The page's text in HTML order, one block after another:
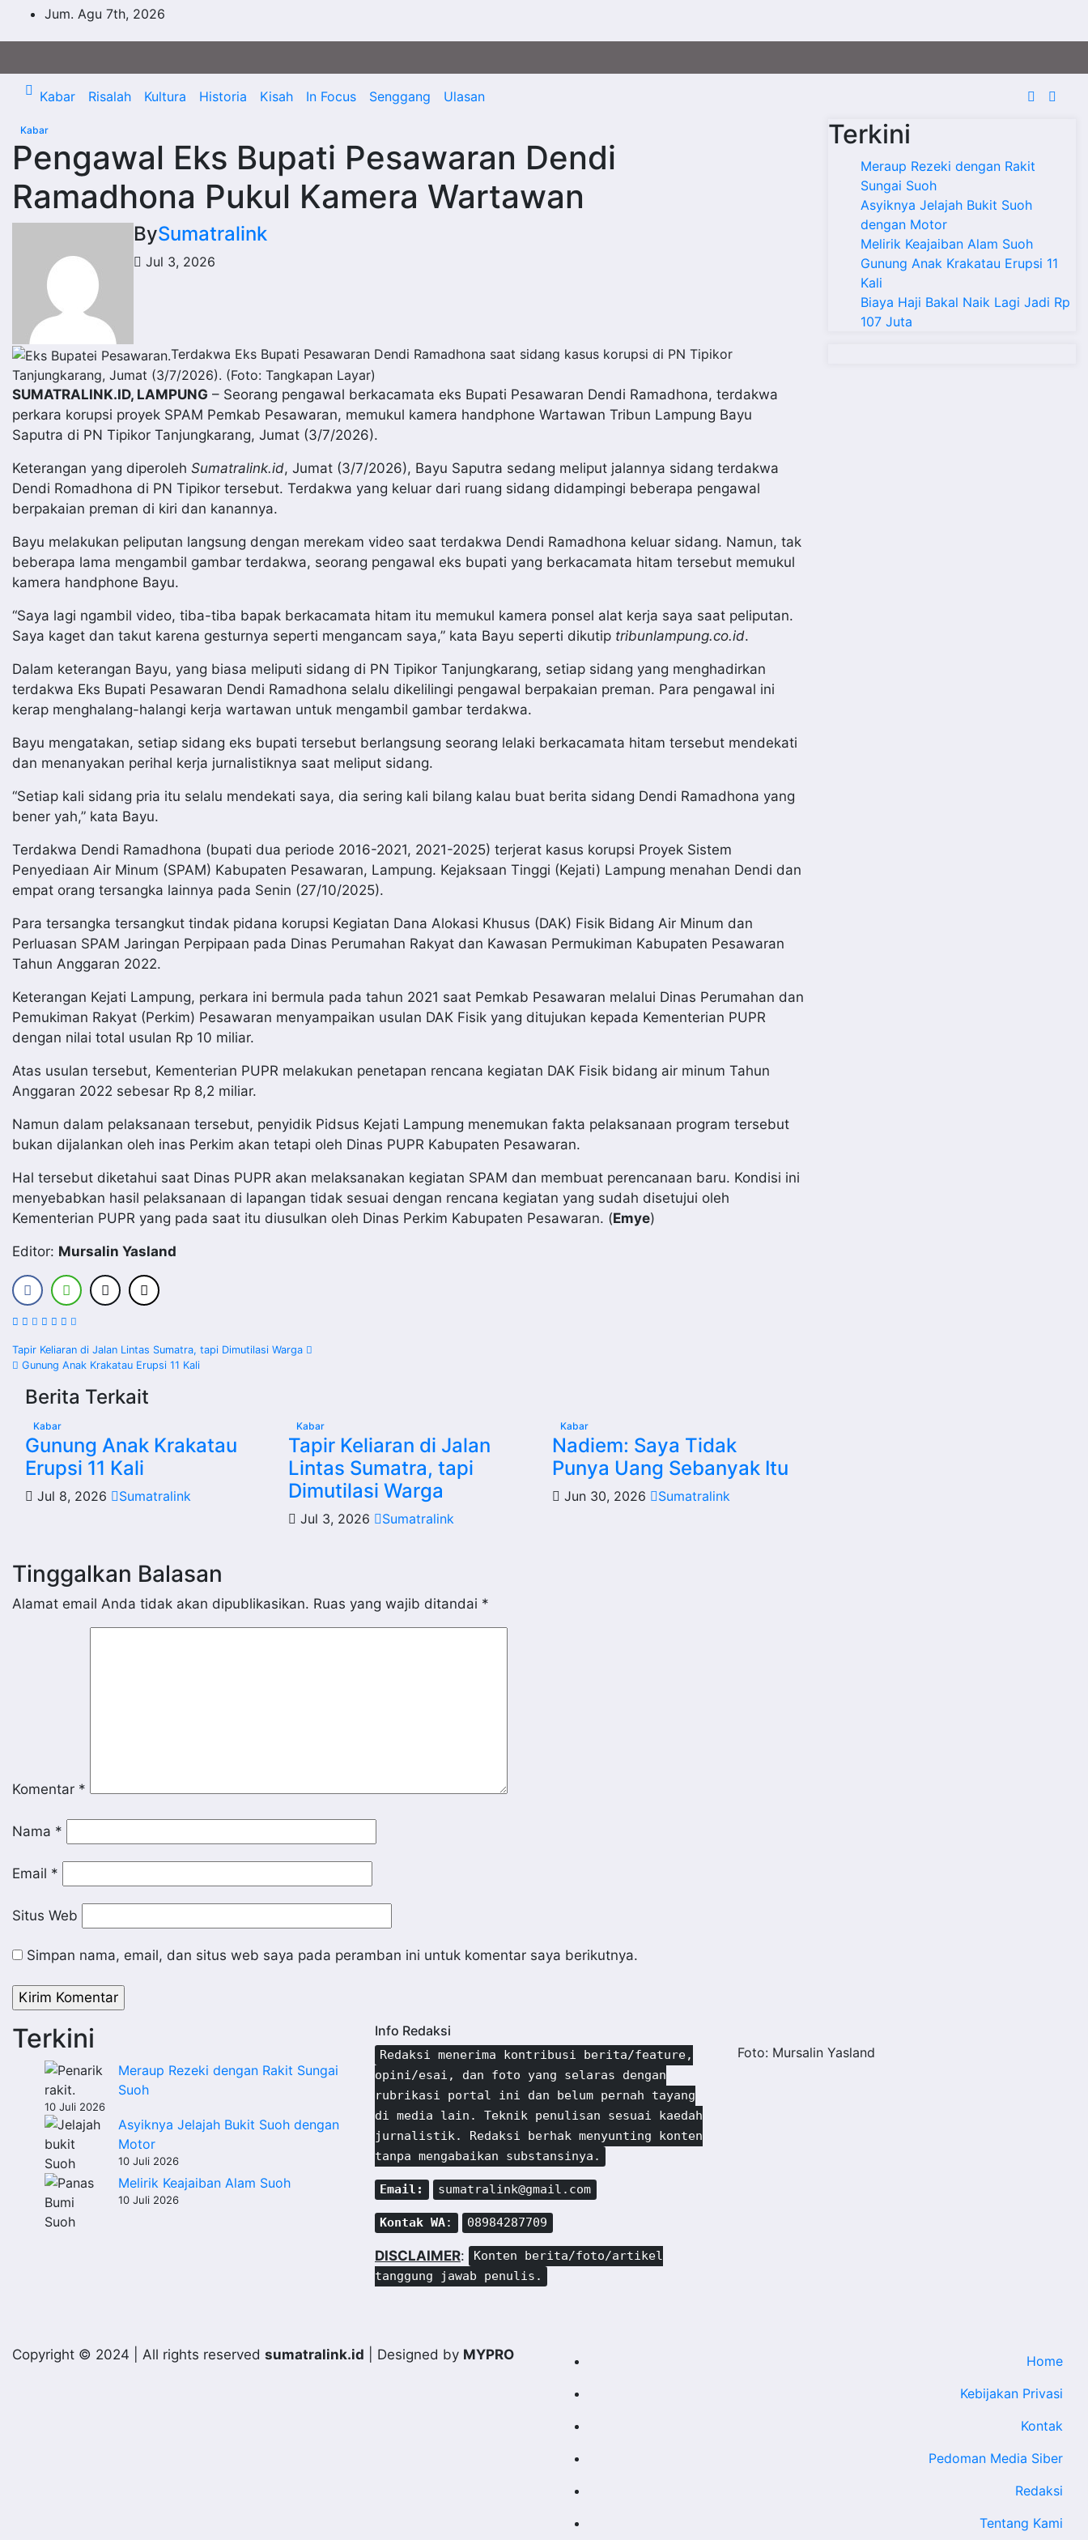
Jum. Agu 7th, 2026
Kabar Risalah Kultura Historia Kisah In Focus Senggang Ulasan
Kabar
Pengawal Eks Bupati Pesawaran Dendi
Ramadhona Pukul Kamera Wartawan
BySumatralink
Jul 3, 2026
Terdakwa Eks Bupati Pesawaran Dendi Ramadhona saat sidang kasus korupsi di PN Tipikor
Tanjungkarang, Jumat (3/7/2026). (Foto: Tangkapan Layar)
SUMATRALINK.ID, LAMPUNG – Seorang pengawal berkacamata eks Bupati Pesawaran Dendi Ramadhona, terdakwa
perkara korupsi proyek SPAM Pemkab Pesawaran, memukul kamera handphone Wartawan Tribun Lampung Bayu
Saputra di PN Tipikor Tanjungkarang, Jumat (3/7/2026).
Keterangan yang diperoleh Sumatralink.id, Jumat (3/7/2026), Bayu Saputra sedang meliput jalannya sidang terdakwa
Dendi Romadhona di PN Tipikor tersebut. Terdakwa yang keluar dari ruang sidang didampingi beberapa pengawal
berpakaian preman di kiri dan kanannya.
Bayu melakukan peliputan langsung dengan merekam video saat terdakwa Dendi Ramadhona keluar sidang. Namun, tak
beberapa lama mengambil gambar terdakwa, seorang pengawal eks bupati yang berkacamata hitam tersebut memukul
kamera handphone Bayu.
“Saya lagi ngambil video, tiba-tiba bapak berkacamata hitam itu memukul kamera ponsel alat kerja saya saat peliputan.
Saya kaget dan takut karena gesturnya seperti mengancam saya,” kata Bayu seperti dikutip tribunlampung.co.id.
Dalam keterangan Bayu, yang biasa meliputi sidang di PN Tipikor Tanjungkarang, setiap sidang yang menghadirkan
terdakwa Eks Bupati Pesawaran Dendi Ramadhona selalu dikelilingi pengawal berpakaian preman. Para pengawal ini
kerap menghalang-halangi kerja wartawan untuk mengambil gambar terdakwa.
Bayu mengatakan, setiap sidang eks bupati tersebut berlangsung seorang lelaki berkacamata hitam tersebut mendekati
dan menanyakan perihal kerja jurnalistiknya saat meliput sidang.
“Setiap kali sidang pria itu selalu mendekati saya, dia sering kali bilang kalau buat berita sidang Dendi Ramadhona yang
bener yah,” kata Bayu.
Terdakwa Dendi Ramadhona (bupati dua periode 2016-2021, 2021-2025) terjerat kasus korupsi Proyek Sistem
Penyediaan Air Minum (SPAM) Kabupaten Pesawaran, Lampung. Kejaksaan Tinggi (Kejati) Lampung menahan Dendi dan
empat orang tersangka lainnya pada Senin (27/10/2025).
Para tersangka tersangkut tindak pidana korupsi Kegiatan Dana Alokasi Khusus (DAK) Fisik Bidang Air Minum dan
Perluasan SPAM Jaringan Perpipaan pada Dinas Perumahan Rakyat dan Kawasan Permukiman Kabupaten Pesawaran
Tahun Anggaran 2022.
Keterangan Kejati Lampung, perkara ini bermula pada tahun 2021 saat Pemkab Pesawaran melalui Dinas Perumahan dan
Pemukiman Rakyat (Perkim) Pesawaran menyampaikan usulan DAK Fisik yang ditujukan kepada Kementerian PUPR
dengan nilai total usulan Rp 10 miliar.
Atas usulan tersebut, Kementerian PUPR melakukan penetapan rencana kegiatan DAK Fisik bidang air minum Tahun
Anggaran 2022 sebesar Rp 8,2 miliar.
Namun dalam pelaksanaan tersebut, penyidik Pidsus Kejati Lampung menemukan fakta pelaksanaan program tersebut
bukan dijalankan oleh inas Perkim akan tetapi oleh Dinas PUPR Kabupaten Pesawaran.
Hal tersebut diketahui saat Dinas PUPR akan melaksanakan kegiatan SPAM dan membuat perencanaan baru. Kondisi ini
menyebabkan hasil pelaksanaan di lapangan tidak sesuai dengan rencana kegiatan yang sudah disetujui oleh
Kementerian PUPR yang pada saat itu diusulkan oleh Dinas Perkim Kabupaten Pesawaran. (Emye)
Editor: Mursalin Yasland
Navigasi
pos
Tapir Keliaran di Jalan Lintas Sumatra, tapi Dimutilasi Warga
Gunung Anak Krakatau Erupsi 11 Kali
Berita Terkait
Kabar
Gunung Anak Krakatau
Erupsi 11 Kali
Jul 8, 2026 Sumatralink
Kabar
Tapir Keliaran di Jalan
Lintas Sumatra, tapi
Dimutilasi Warga
Jul 3, 2026 Sumatralink
Kabar
Nadiem: Saya Tidak
Punya Uang Sebanyak Itu
Jun 30, 2026 Sumatralink
Tinggalkan Balasan
Alamat email Anda tidak akan dipublikasikan. Ruas yang wajib ditandai *
Komentar *
Nama *
Email *
Situs Web
Simpan nama, email, dan situs web saya pada peramban ini untuk komentar saya berikutnya.
Terkini
Meraup Rezeki dengan Rakit
Sungai Suoh
Asyiknya Jelajah Bukit Suoh
dengan Motor
Melirik Keajaiban Alam Suoh
Gunung Anak Krakatau Erupsi 11
Kali
Biaya Haji Bakal Naik Lagi Jadi Rp
107 Juta
Terkini
Meraup Rezeki dengan Rakit Sungai
Suoh
10 Juli 2026
Asyiknya Jelajah Bukit Suoh dengan
Motor
10 Juli 2026
Melirik Keajaiban Alam Suoh
10 Juli 2026
Info Redaksi
Redaksi menerima kontribusi berita/feature,
opini/esai, dan foto yang selaras dengan
rubrikasi portal ini dan belum pernah tayang
di media lain. Teknik penulisan sesuai kaedah
jurnalistik. Redaksi berhak menyunting konten
tanpa mengabaikan substansinya.
Email: sumatralink@gmail.com
Kontak WA: 08984287709
DISCLAIMER:
Konten berita/foto/artikel
tanggung jawab penulis.
Foto: Mursalin Yasland
Copyright © 2024 | All rights reserved sumatralink.id | Designed by MYPRO
Home
Kebijakan Privasi
Kontak
Pedoman Media Siber
Redaksi
Tentang Kami